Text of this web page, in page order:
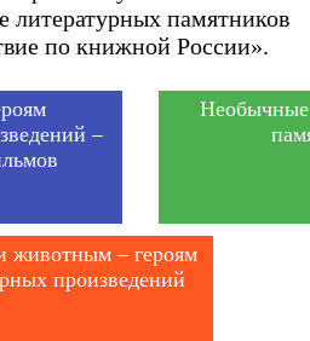
литературных памятников
по книжной России».
–
Необычные
животным – героям
произведений